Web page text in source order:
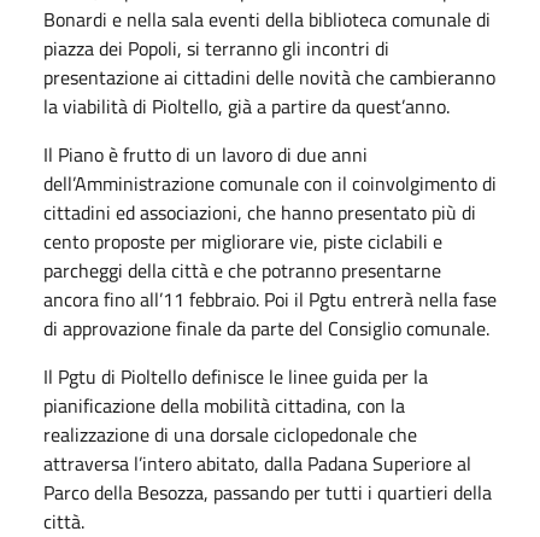
Bonardi e nella sala eventi della biblioteca comunale di
piazza dei Popoli, si terranno gli incontri di
presentazione ai cittadini delle novità che cambieranno
la viabilità di Pioltello, già a partire da quest’anno.
Il Piano è frutto di un lavoro di due anni
dell’Amministrazione comunale con il coinvolgimento di
cittadini ed associazioni, che hanno presentato più di
cento proposte per migliorare vie, piste ciclabili e
parcheggi della città e che potranno presentarne
ancora fino all’11 febbraio. Poi il Pgtu entrerà nella fase
di approvazione finale da parte del Consiglio comunale.
Il Pgtu di Pioltello definisce le linee guida per la
pianificazione della mobilità cittadina, con la
realizzazione di una dorsale ciclopedonale che
attraversa l’intero abitato, dalla Padana Superiore al
Parco della Besozza, passando per tutti i quartieri della
città.